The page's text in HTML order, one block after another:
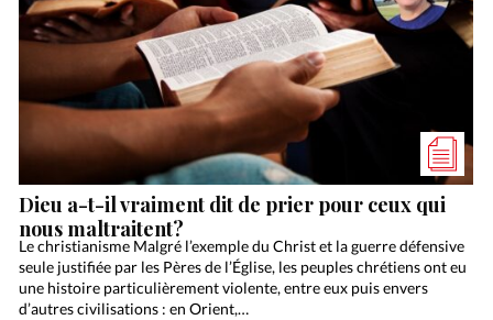
Dieu a-t-il vraiment dit de prier pour ceux qui
nous maltraitent?
Le christianisme Malgré l’exemple du Christ et la guerre défensive
seule justifiée par les Pères de l’Église, les peuples chrétiens ont eu
une histoire particulièrement violente, entre eux puis envers
d’autres civilisations : en Orient,…